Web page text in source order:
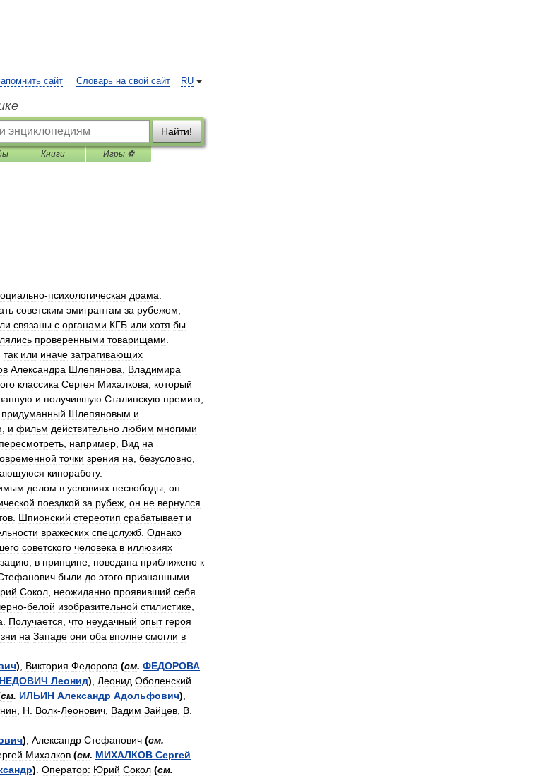
RU
сайт Словарь на свой сайт
Найти!
Книги Игры ⚽
-психологическая драма
советским эмигрантам за рубежом
связаны с органами КГБ или хотя бы
проверенными товарищами
так или иначе затрагивающих
Александра Шлепянова
Владимира
классика Сергея Михалкова
который
и получившую Сталинскую премию
придуманный Шлепяновым и
и фильм действительно любим многими
пересмотреть например Вид на
точки зрения на безусловно
киноработу.
делом в условиях несвободы он
поездкой за рубеж он не вернулся
Шпионский стереотип срабатывает и
вражеских спецслужб Однако
советского человека в иллюзиях
в принципе поведана приближено к
были до этого признанными
Сокол неожиданно проявивший себя
-белой изобразительной стилистике
Получается что неудачный опыт героя
на Западе они оба вполне смогли в
) Виктория Федорова (см. ФЕДОРОВА
НЕДОВИЧ Леонид) Леонид Оболенский
см. ИЛЬИН Александр Адольфович)
Н Волк-Леонович Вадим Зайцев В
) Александр Стефанович (см.
Михалков (см. МИХАЛКОВ Сергей
) Оператор: Юрий Сокол (см.